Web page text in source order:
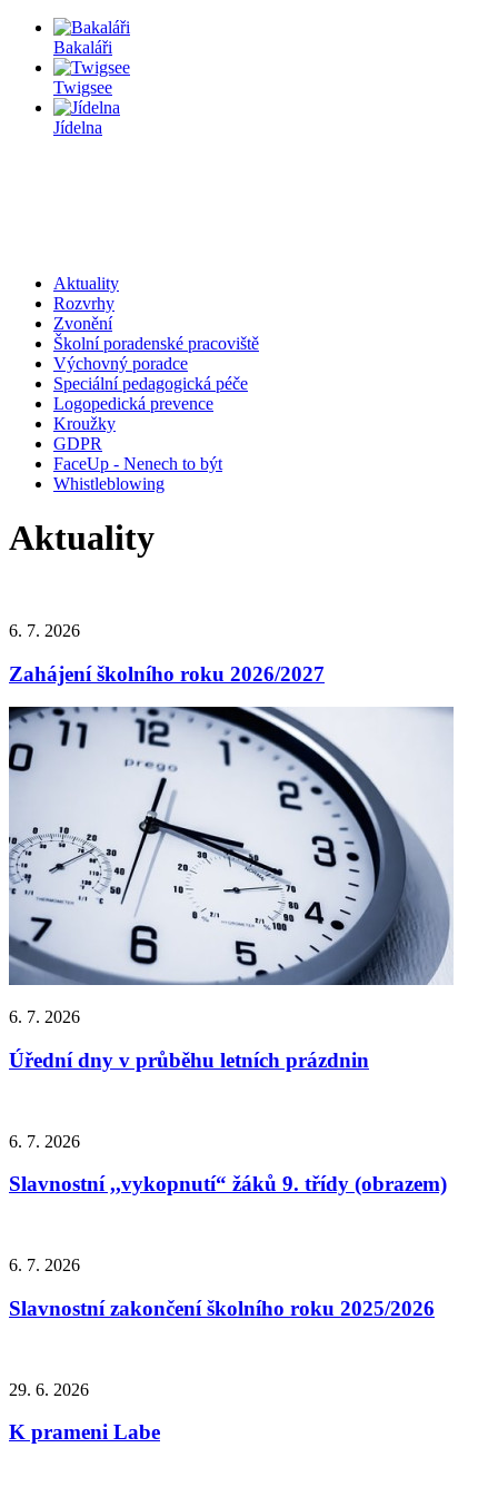
Bakaláři
Twigsee
Jídelna
Aktuality
Rozvrhy
Zvonění
Školní poradenské pracoviště
Výchovný poradce
Speciální pedagogická péče
Logopedická prevence
Kroužky
GDPR
FaceUp - Nenech to být
Whistleblowing
Aktuality
6. 7. 2026
Zahájení školního roku 2026/2027
6. 7. 2026
Úřední dny v průběhu letních prázdnin
6. 7. 2026
Slavnostní ,,vykopnutí“ žáků 9. třídy (obrazem)
6. 7. 2026
Slavnostní zakončení školního roku 2025/2026
29. 6. 2026
K prameni Labe